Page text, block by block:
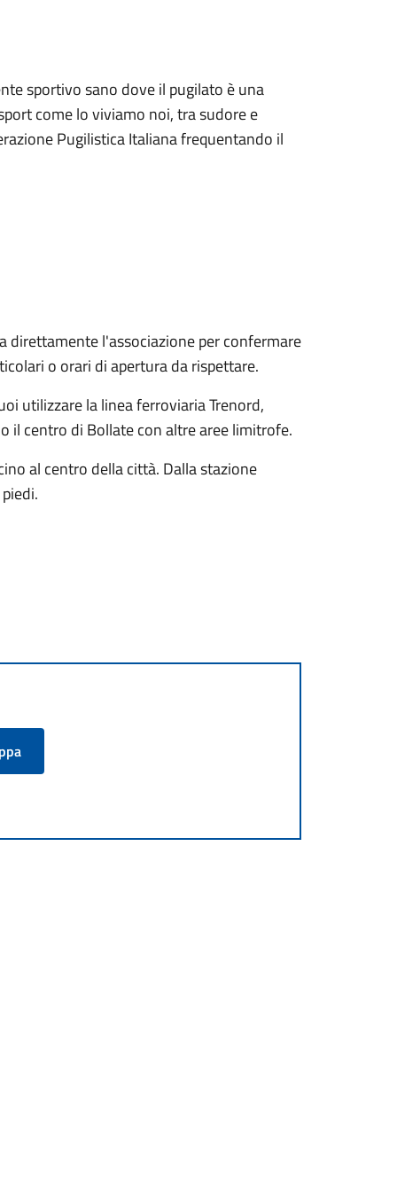
sportivo sano dove il pugilato è una
come lo viviamo noi, tra sudore e
Pugilistica Italiana frequentando il
direttamente l'associazione per confermare
o orari di apertura da rispettare.
utilizzare la linea ferroviaria Trenord,
il centro di Bollate con altre aree limitrofe.
al centro della città. Dalla stazione